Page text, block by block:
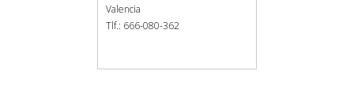
Valencia
Tlf.: 666-080-362